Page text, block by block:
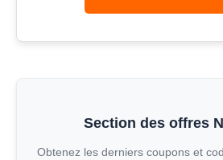
Section des offres
Obtenez les derniers coupons et